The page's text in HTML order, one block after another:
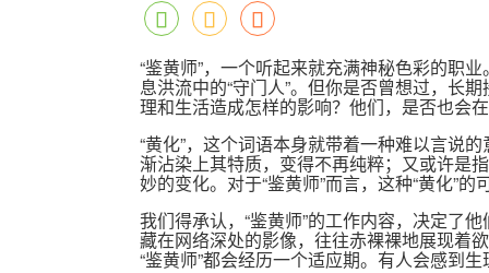
“鉴黄师”，一个听起来就充满神秘色彩的职
息洪流中的“守门人”。但你是否曾想过，长
理和生活造成怎样的影响？他们，是否也会
“黄化”，这个词语本身就带着一种难以言说
渐沾染上其特质，变得不再纯粹；又或许是
妙的变化。对于“鉴黄师”而言，这种“黄化”
我们得承认，“鉴黄师”的工作内容，决定了
藏在网络深处的影像，往往赤裸裸地展现着
“鉴黄师”都会经历一个适应期。有人会感到